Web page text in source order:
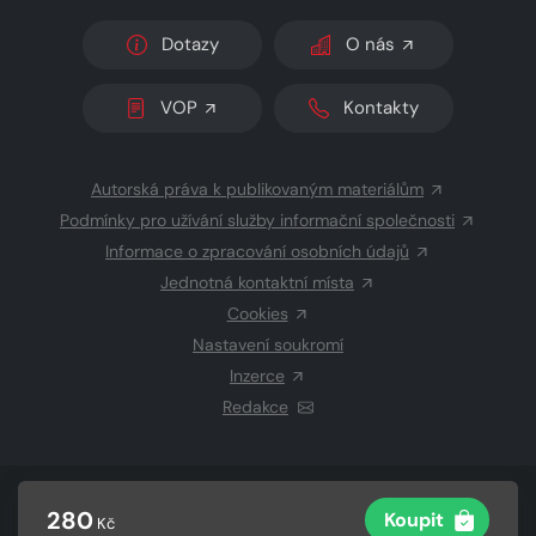
280 Kč Koupit
Dotazy O nás
VOP Kontakty
Autorská práva k publikovaným materiálům
Podmínky pro užívání služby informační společnosti
Informace o zpracování osobních údajů
Jednotná kontaktní místa
Cookies
Nastavení soukromí
Inzerce
Redakce
CZECH NEWS CENTER a.s.a dodavatelé